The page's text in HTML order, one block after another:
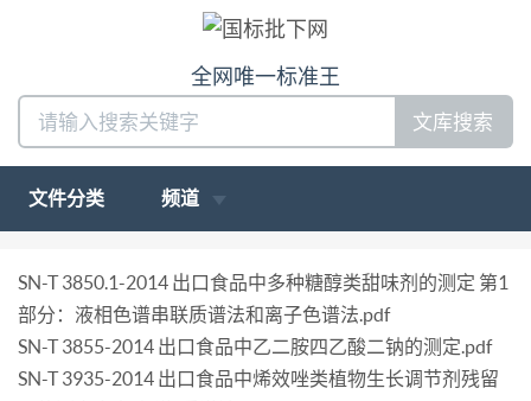
全网唯一标准王
文库搜索
文件分类 频道
SN-T 3850.1-2014 出口食品中多种糖醇类甜味剂的测定 第1
部分：液相色谱串联质谱法和离子色谱法.pdf
SN-T 3855-2014 出口食品中乙二胺四乙酸二钠的测定.pdf
SN-T 3935-2014 出口食品中烯效唑类植物生长调节剂残留